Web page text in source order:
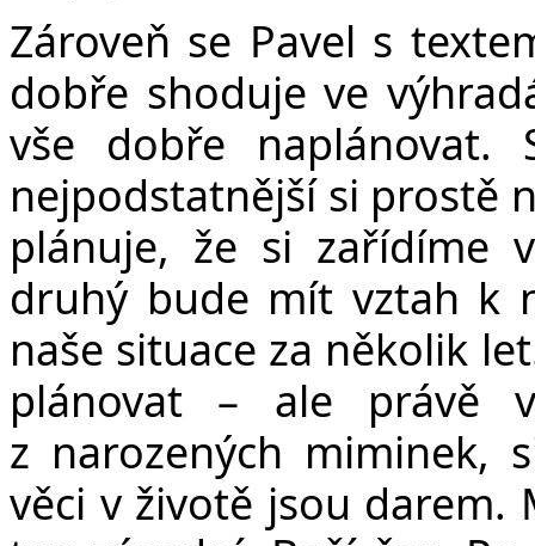
Zároveň se Pavel s
dobře shoduje ve
vše dobře naplánovat.
nejpodstatnější si prostě
plánuje, že si zařídíme
druhý bude mít vztah k
naše situace za několik
plánovat – ale právě
z narozených miminek,
věci v životě jsou darem.